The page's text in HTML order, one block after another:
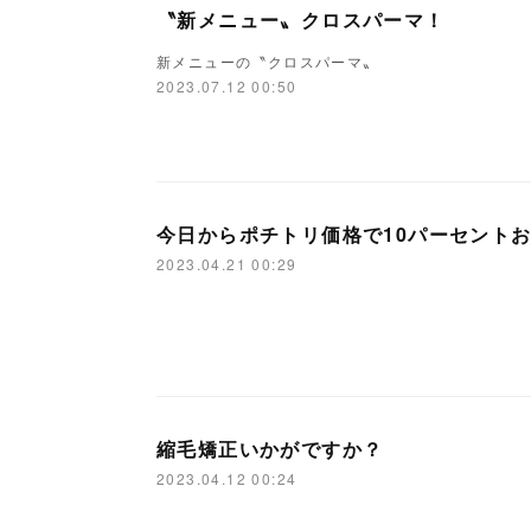
〝新メニュー〟クロスパーマ！
新メニューの〝クロスパーマ〟
2023.07.12 00:50
今日からポチトリ価格で10パーセント
2023.04.21 00:29
縮毛矯正いかがですか？
2023.04.12 00:24